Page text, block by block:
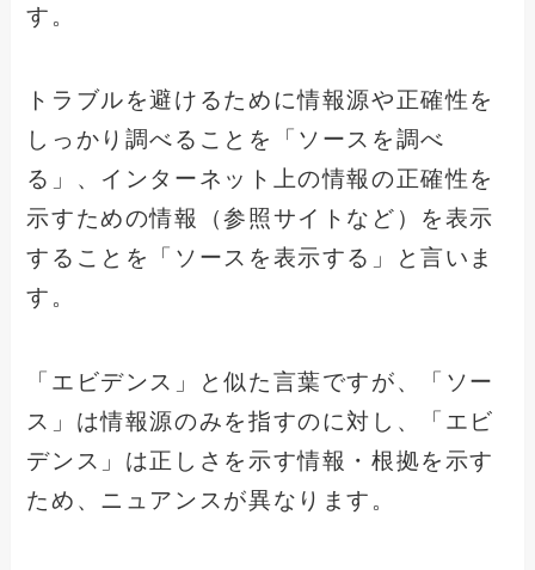
す。
トラブルを避けるために情報源や正確性を
しっかり調べることを「ソースを調べ
る」、インターネット上の情報の正確性を
示すための情報（参照サイトなど）を表示
することを「ソースを表示する」と言いま
す。
「エビデンス」と似た言葉ですが、「ソー
ス」は情報源のみを指すのに対し、「エビ
デンス」は正しさを示す情報・根拠を示す
ため、ニュアンスが異なります。